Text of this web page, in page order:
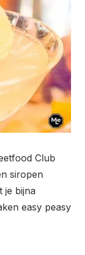
Club
siropen
je bijna
easy peasy